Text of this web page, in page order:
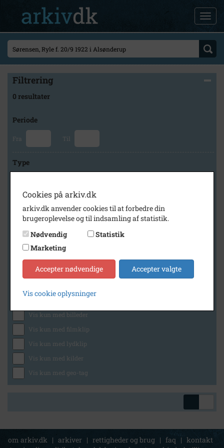
Filtrering
0 resultater
Periode
Fra Til
Type
Arkiv
Lokalarkivet Alsønderup -Tjæreby
Generelt
Vis kun med billeder
Vis kun med filmklip
Vis kun med lydklip
Vis kun med kilder
Vis kun med geo-tag
om arkiv.dk | arkiver | rettigheder og brug | faq | kontakt
Cookies på arkiv.dk
arkiv.dk anvender cookies til at forbedre din
brugeroplevelse og til indsamling af statistik.
Nødvendig
Statistik
Marketing
Accepter nødvendige Accepter valgte
Vis cookie oplysninger